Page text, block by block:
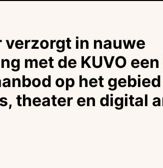
verzorgt in nauwe
met de KUVO
op het
theater en digital